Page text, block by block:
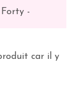
Forty -
car il y